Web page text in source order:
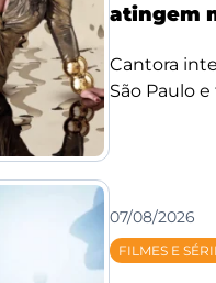
atingem
Cantora
São Paulo
07/08/2026
FILMES E